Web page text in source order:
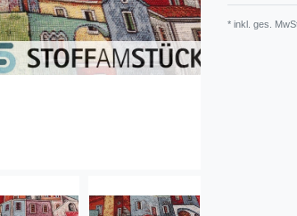
* inkl. ges.